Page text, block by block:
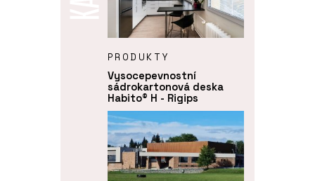
PRODUKTY
Vysocepevnostní
sádrokartonová deska
Habito® H - Rigips